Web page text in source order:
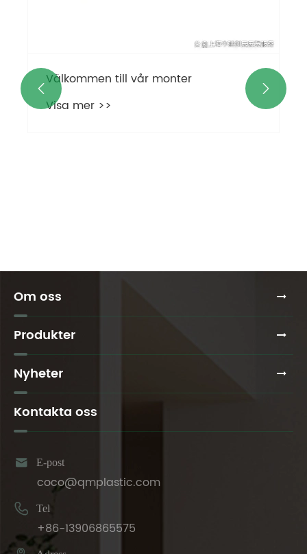
Välkommen till vår monter
Visa mer >>
 
Om oss
Produkter
Nyheter
Kontakta oss
 E-post
coco@qmplastic.com
 Tel
+86-13906865575